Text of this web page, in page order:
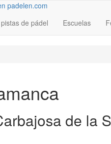
pistas de pádel Escuelas
de la